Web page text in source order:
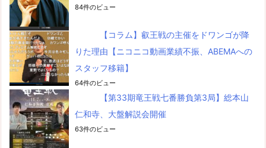
84件のビュー
【コラム】叡王戦の主催をドワンゴが降
りた理由【ニコニコ動画業績不振、ABEMAへの
スタッフ移籍】
64件のビュー
【第33期竜王戦七番勝負第3局】総本山
仁和寺、大盤解説会開催
63件のビュー